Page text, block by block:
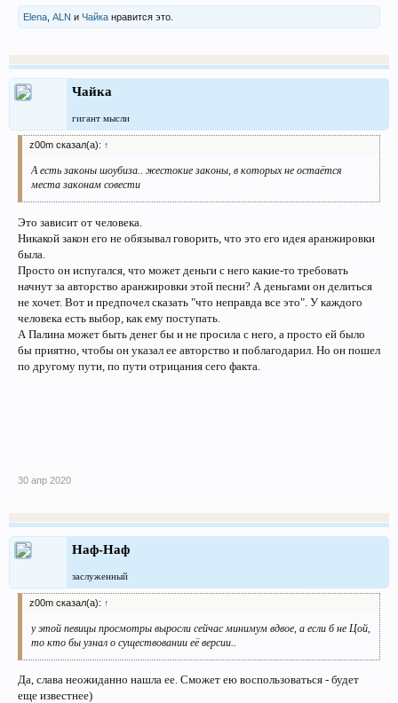
Elena ALN и Чайка нравится это.
Чайка
гигант мысли
z00m сказал(а): ↑
А есть законы шоубиза.. жестокие законы, в которых не остаётся
места законам совести
Это зависит от человека.
Никакой закон его не обязывал говорить, что это его идея аранжировки
была.
Просто он испугался, что может деньги с него какие-то требовать
начнут за авторство аранжировки этой песни? А деньгами он делиться
не хочет. Вот и предпочел сказать "что неправда все это". У каждого
человека есть выбор, как ему поступать.
А Палина может быть денег бы и не просила с него, а просто ей было
бы приятно, чтобы он указал ее авторство и поблагодарил. Но он пошел
по другому пути, по пути отрицания сего факта.
30 апр 2020
Наф-Наф
заслуженный
z00m сказал(а): ↑
у этой певицы просмотры выросли сейчас минимум вдвое, а если б не Цой,
то кто бы узнал о существовании её версии..
Да, слава неожиданно нашла ее. Сможет ею воспользоваться - будет
еще известнее)